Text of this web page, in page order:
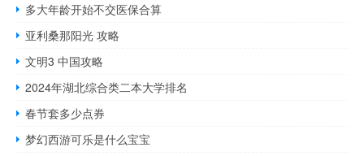
多大年龄开始不交医保合算
亚利桑那阳光 攻略
文明3 中国攻略
2024年湖北综合类二本大学排名
春节套多少点券
梦幻西游可乐是什么宝宝